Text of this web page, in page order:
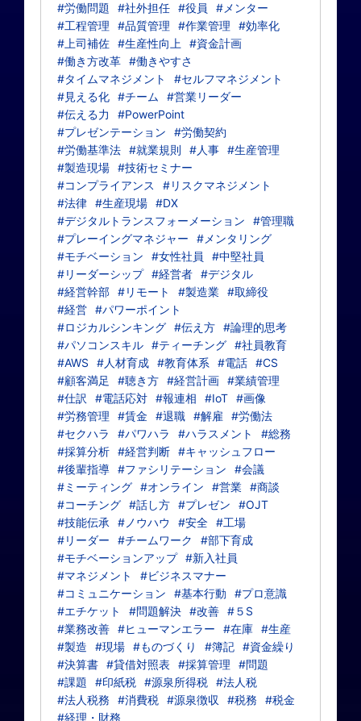
#労働問題
#社外担任 #役員
#メンター
#工程管理
#品質管理 #作業管理
#効率化
#上司補佐 #生産性向上
#資金計画
#働き方改革 #働きやすさ
#タイムマネジメント
#セルフマネジメント
#見える化 #チーム
#営業リーダー
#伝える力
#PowerPoint
#プレゼンテーション
#労働契約
#労働基準法 #就業規則 #人事 #生産管理
#製造現場 #技術セミナー
#コンプライアンス
#リスクマネジメント
#法律 #生産現場 #DX
#デジタルトランスフォーメーション
#管理職
#プレーイングマネジャー
#メンタリング
#モチベーション
#女性社員
#中堅社員
#リーダーシップ #経営者 #デジタル
#経営幹部 #リモート #製造業 #取締役
#経営 #パワーポイント
#ロジカルシンキング #伝え方 #論理的思考
#パソコンスキル #ティーチング #社員教育
#AWS
#人材育成 #教育体系 #電話 #CS
#顧客満足
#聴き方 #経営計画 #業績管理
#仕訳
#電話応対 #報連相 #IoT #画像
#労務管理
#賃金 #退職 #解雇
#労働法
#セクハラ
#パワハラ #ハラスメント
#総務
#採算分析 #経営判断 #キャッシュフロー
#後輩指導 #ファシリテーション
#会議
#ミーティング #オンライン #営業 #商談
#コーチング #話し方 #プレゼン
#OJT
#技能伝承
#ノウハウ #安全 #工場
#リーダー
#チームワーク
#部下育成
#モチベーションアップ #新入社員
#マネジメント
#ビジネスマナー
#コミュニケーション
#基本行動
#プロ意識
#エチケット
#問題解決 #改善 #５S
#業務改善 #ヒューマンエラー #在庫 #生産
#製造
#現場 #ものづくり #簿記 #資金繰り
#決算書 #貸借対照表 #採算管理
#問題
#課題
#印紙税 #源泉所得税 #法人税
#法人税務
#消費税 #源泉徴収 #税務
#税金
#経理・財務